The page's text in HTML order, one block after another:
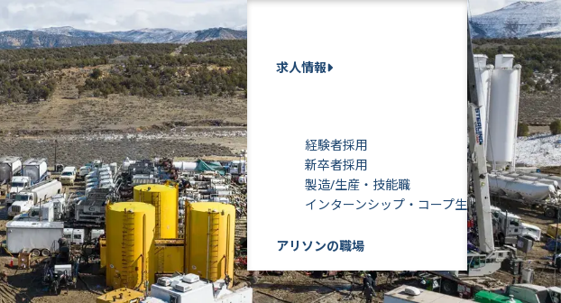
求人情報
経験者採用
新卒者採用
製造/生産・技能職
インターンシップ・コープ生
アリソンの職場